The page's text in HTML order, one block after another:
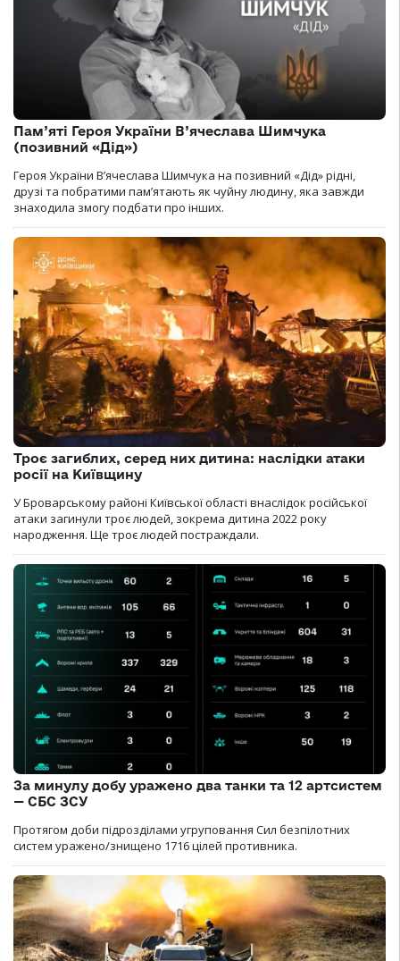
Пам’яті Героя України В’ячеслава Шимчука
(позивний «Дід»)
Героя України В’ячеслава Шимчука на позивний «Дід» рідні,
друзі та побратими пам’ятають як чуйну людину, яка завжди
знаходила змогу подбати про інших.
Троє загиблих, серед них дитина: наслідки атаки
росії на Київщину
У Броварському районі Київської області внаслідок російської
атаки загинули троє людей, зокрема дитина 2022 року
народження. Ще троє людей постраждали.
За минулу добу уражено два танки та 12 артсистем
— СБС ЗСУ
Протягом доби підрозділами угруповання Сил безпілотних
систем уражено/знищено 1716 цілей противника.